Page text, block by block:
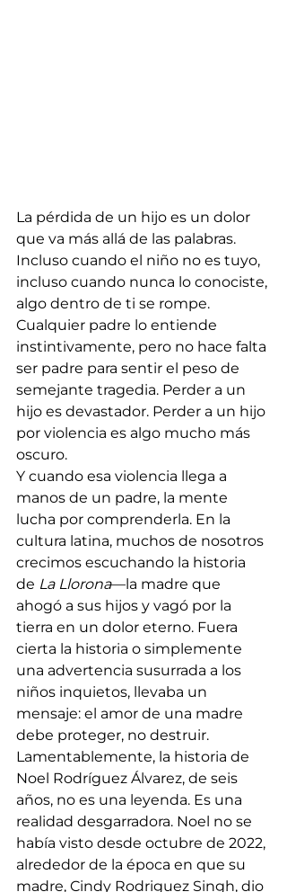
La pérdida de un hijo es un dolor
que va más allá de las palabras.
Incluso cuando el niño no es tuyo,
incluso cuando nunca lo conociste,
algo dentro de ti se rompe.
Cualquier padre lo entiende
instintivamente, pero no hace falta
ser padre para sentir el peso de
semejante tragedia. Perder a un
hijo es devastador. Perder a un hijo
por violencia es algo mucho más
oscuro.
Y cuando esa violencia llega a
manos de un padre, la mente
lucha por comprenderla. En la
cultura latina, muchos de nosotros
crecimos escuchando la historia
de La Llorona—la madre que
ahogó a sus hijos y vagó por la
tierra en un dolor eterno. Fuera
cierta la historia o simplemente
una advertencia susurrada a los
niños inquietos, llevaba un
mensaje: el amor de una madre
debe proteger, no destruir.
Lamentablemente, la historia de
Noel Rodríguez Álvarez, de seis
años, no es una leyenda. Es una
realidad desgarradora. Noel no se
había visto desde octubre de 2022,
alrededor de la época en que su
madre, Cindy Rodriguez Singh, dio